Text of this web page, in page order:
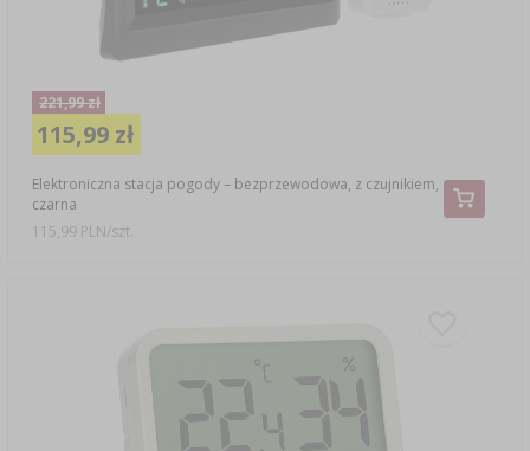
Elektroniczna stacja pogody – bezprzewodowa, z czujnikiem,
czarna
221,99 zł
115,99 zł
115,99 PLN/szt.